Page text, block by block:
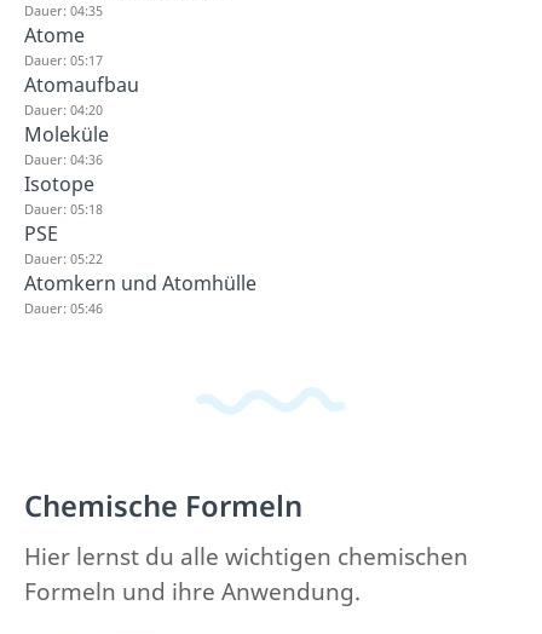
Dauer: 04:35
Atome
Dauer: 05:17
Atomaufbau
Dauer: 04:20
Moleküle
Dauer: 04:36
Isotope
Dauer: 05:18
PSE
Dauer: 05:22
Atomkern und Atomhülle
Dauer: 05:46
Chemische Formeln
Hier lernst du alle wichtigen chemischen
Formeln und ihre Anwendung.